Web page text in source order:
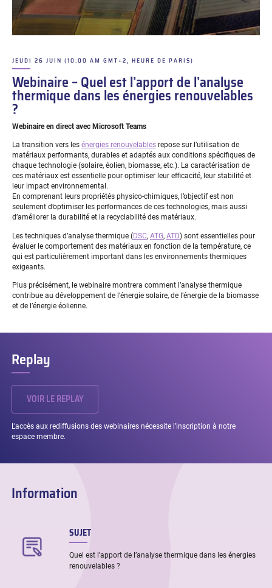
JEUDI 26 JUIN (10:00 AM GMT+2, HEURE DE PARIS)
–
Webinaire – Quel est l’apport de l’analyse
thermique dans les énergies renouvelables
?
Webinaire en direct avec Microsoft Teams
La transition vers les énergies renouvelablesrepose sur l’utilisation de
matériaux performants, durables et adaptés aux conditions spécifiques de
chaque technologie (solaire, éolien, biomasse, etc.). La caractérisation de
ces matériaux est essentielle pour optimiser leur efficacité, leur stabilité et
leur impact environnemental.
En comprenant leurs propriétés physico-chimiques, l’objectif est non
seulement d’optimiser les performances de ces technologies, mais aussi
d’améliorer la durabilité et la recyclabilité des matériaux.
Les techniques d’analyse thermique (DSC, ATG, ATD) sont essentielles pour
évaluer le comportement des matériaux en fonction de la température, ce
qui est particulièrement important dans les environnements thermiques
exigeants.
Plus précisément, le webinaire montrera comment l’analyse thermique
contribue au développement de l’énergie solaire, de l’énergie de la biomasse
et de l’énergie éolienne.
Replay
VOIR LE REPLAY
L’accès aux rediffusions des webinaires nécessite l’inscription à notre
espace membre.
Information
SUJET
Quel est l’apport de l’analyse thermique dans les énergies
renouvelables ?